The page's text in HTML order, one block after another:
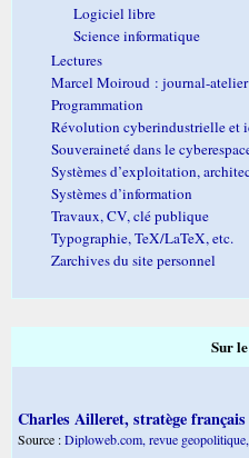
Logiciel libre
Science informatique
Lectures
Marcel Moiroud : journal-atelier
Programmation
Révolution cyberindustrielle et
Souveraineté dans le
Systèmes d’exploitation,
Systèmes d’information
Travaux, CV, clé publique
Typographie, TeX/LaTeX, etc.
Zarchives du site personnel
Sur
Charles Ailleret, stratège français
Source :Diploweb.com, revue